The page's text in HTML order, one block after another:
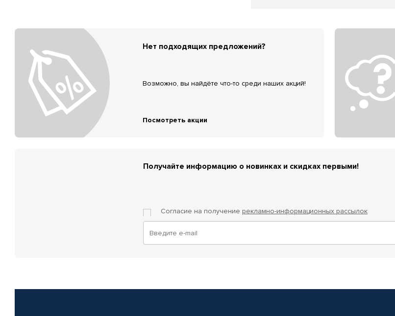
Нет подходящих предложений?
Возможно, вы найдёте что-то среди наших акций!
Посмотреть акции
Получайте информацию о новинках и скидках первыми!
Согласие на получение рекламно-информационных рассылок